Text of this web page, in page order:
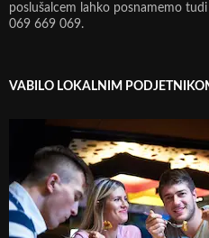
poslušalcem lahko posnamemo
069 669 069.
VABILO LOKALNIM